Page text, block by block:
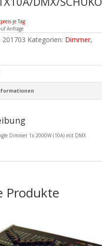
je Tag
Anfrage
201703 Kategorien: Dimmer,
Dimmer 1x 2000W (10A) mit DMX
Produkte